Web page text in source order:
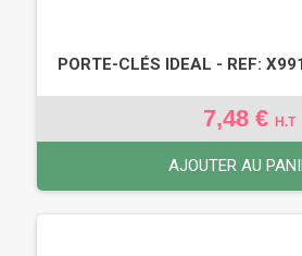
PORTE-CLÉS IDEAL - REF:
7,48 € H.T
AJOUTER AU